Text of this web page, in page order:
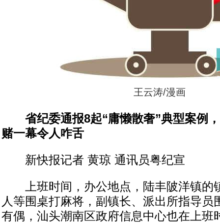
王云涛/漫画
省纪委通报8起“庸懒散奢”典型案例，
赌一幕令人咋舌
新快报记者 黄琼 通讯员粤纪宣
上班时间，办公地点，陆丰陂洋镇的
人等围桌打麻将，副镇长、派出所指导
有偶，汕头潮南区政府信息中心也在上班